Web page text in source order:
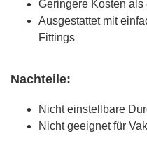
Geringere Kosten als
Ausgestattet mit
Fittings
Nachteile:
Nicht einstellbare
Nicht geeignet für